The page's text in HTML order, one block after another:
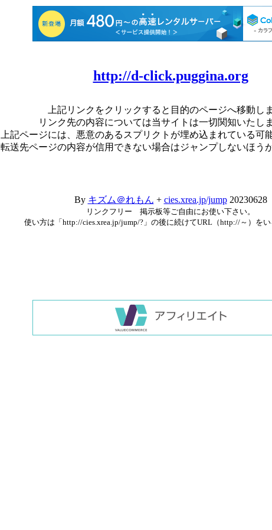
http://d-click.puggina.org
上記リンクをクリックすると目的のページへ移動しま
リンク先の内容については当サイトは一切関知いたし
上記ページには、悪意のあるスプリクトが埋め込まれている可
転送先ページの内容が信用できない場合はジャンプしないほう
By キズム＠れもん + cies.xrea.jp/jump20230628
リンクフリー 掲示板等ご自由にお使い下さい。
使い方は「http://cies.xrea.jp/jump/?」の後に続けてURL（http://～）をい